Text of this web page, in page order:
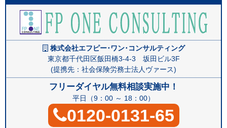
株式会社エフピー･ワン･コンサルティング
東京都千代田区飯田橋3-4-3 坂田ビル3F
(提携先：社会保険労務士法人ヴァース)
フリーダイヤル無料相談実施中！
平日（9：00 ～ 18：00）
0120-0131-65